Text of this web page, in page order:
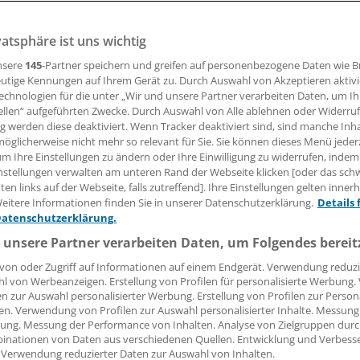
Adipositas ist keine Krankheit, die einer Unfallversicherung
hat das Oberlandesgericht (OLG) Hamm entschieden.
gegebenen Urteil sprach es einem Fußballer eine
wegen der Folgen einer Fußverletzung zu.
14:36 Uhr
mit seinem fünfjährigen Sohn und weiteren Vätern und
gespielt. Nach seinen Angaben knickte er in einer
am linken Fuß. Während der Fuß in Gips
danach als Dauerfolge ein postthrombotisches
die Invalidität mit einem Fünftel des Beinwerts fest -
8375 Euro.
Vertragsbedingungen der Unfallversicherer müssen die
ist uns wichtig
145-Partner speichern und greifen auf personenbezogene Daten wie
Kennungen auf Ihrem Gerät zu. Durch Auswahl von Akzeptieren
für die unter „Wir und unsere Partner verarbeiten Daten, um
aufgeführten Zwecke. Durch Auswahl von Alle ablehnen oder
werden diese deaktiviert. Wenn Tracker deaktiviert sind, sind manche
nicht mehr so relevant für Sie. Sie können dieses Menü
Ihre Einstellungen zu ändern oder Ihre Einwilligung zu widerrufen, indem
verwalten am unteren Rand der Webseite klicken [oder das
links auf der Webseite, falls zutreffend]. Ihre Einstellungen gelten
Informationen finden Sie in unserer Datenschutzerklärung. Details
Partner verarbeiten Daten, um Folgendes
oder Zugriff auf Informationen auf einem Endgerät. Verwendung
von Werbeanzeigen. Erstellung von Profilen für personalisierte
zur Auswahl personalisierter Werbung. Erstellung von Profilen zur
Verwendung von Profilen zur Auswahl personalisierter Inhalte.
Messung der Performance von Inhalten. Analyse von Zielgruppen
von Daten aus verschiedenen Quellen. Entwicklung und
reduzierter Daten zur Auswahl von Inhalten.